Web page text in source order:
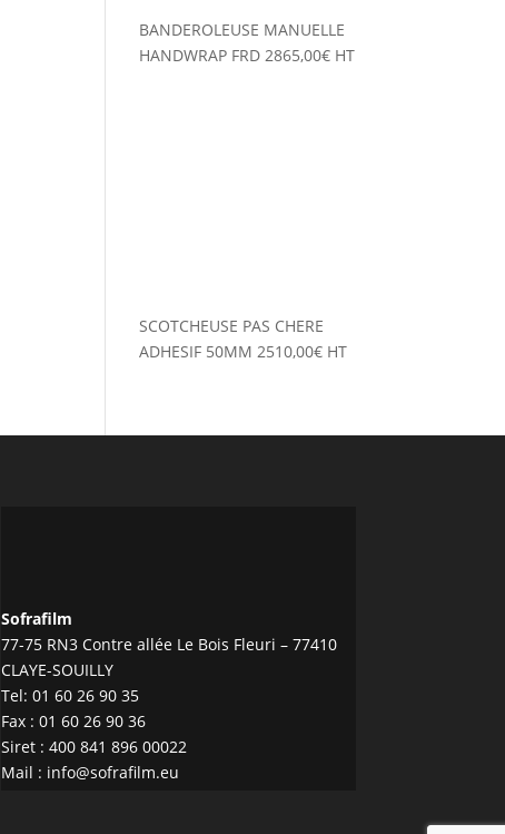
BANDEROLEUSE MANUELLE
HANDWRAP FRD 2865,00€ HT
SCOTCHEUSE PAS CHERE
ADHESIF 50MM 2510,00€ HT
Sofrafilm
77-75 RN3 Contre allée Le Bois Fleuri – 77410
CLAYE-SOUILLY
Tel: 01 60 26 90 35
Fax : 01 60 26 90 36
Siret : 400 841 896 00022
Mail : info@sofrafilm.eu